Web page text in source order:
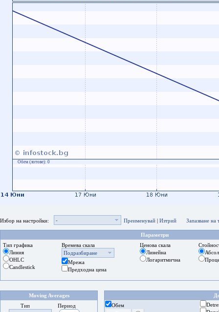
Обем (лотове): 0
Избор на настройки: - Преименувай | Изтрий Запазване на
Параметри
Тип графика
Линия
OHLC
Candlestick
Времева скала
Подразбиране
Мрежа
Предходна цена
Ценова скала
Линейна
Логаритмична
Moving Averages
Тип
Период
Обем